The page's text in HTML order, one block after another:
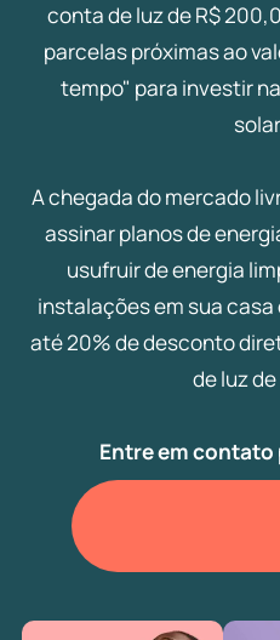
conta de luz de R$
parcelas próximas ao
tempo" para investir
A chegada do mercado
assinar planos de
usufruir de energia
instalações em sua
até 20% de desconto
de luz
Entre em contato